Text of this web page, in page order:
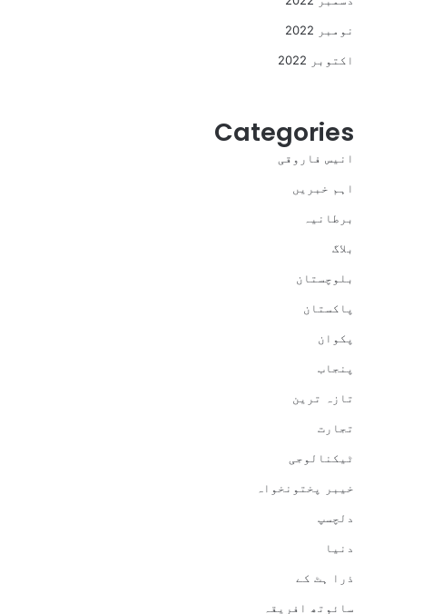
نومبر 2022
اکتوبر 2022
Categories
انیس فاروقی
اہم خبریں
برطانیہ
بلاگ
بلوچستان
پاکستان
پکوان
پنجاب
تازہ ترین
تجارت
ٹیکنالوجی
خیبر پختونخواہ
دلچسپ
دنیا
ذرا ہٹ کے
سائوتھ افریقہ